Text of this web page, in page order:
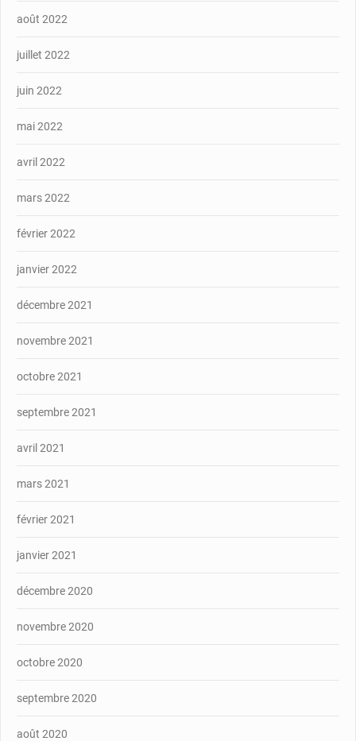
août 2022
juillet 2022
juin 2022
mai 2022
avril 2022
mars 2022
février 2022
janvier 2022
décembre 2021
novembre 2021
octobre 2021
septembre 2021
avril 2021
mars 2021
février 2021
janvier 2021
décembre 2020
novembre 2020
octobre 2020
septembre 2020
août 2020